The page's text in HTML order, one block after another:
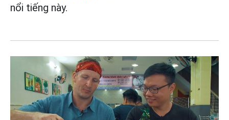
nổi tiếng này.